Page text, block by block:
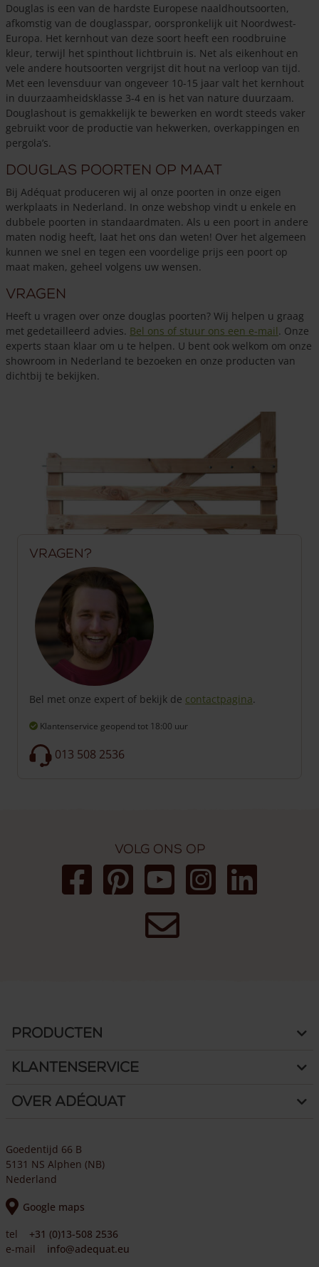
Douglas is een van de hardste Europese naaldhoutsoorten,
afkomstig van de douglasspar, oorspronkelijk uit Noordwest-
Europa. Het kernhout van deze soort heeft een roodbruine
kleur, terwijl het spinthout lichtbruin is. Net als eikenhout en
vele andere houtsoorten vergrijst dit hout na verloop van tijd.
Met een levensduur van ongeveer 10-15 jaar valt het kernhout
in duurzaamheidsklasse 3-4 en is het van nature duurzaam.
Douglashout is gemakkelijk te bewerken en wordt steeds vaker
gebruikt voor de productie van hekwerken, overkappingen en
pergola’s.
Douglas poorten op maat
Bij Adéquat produceren wij al onze poorten in onze eigen
werkplaats in Nederland. In onze webshop vindt u enkele en
dubbele poorten in standaardmaten. Als u een poort in andere
maten nodig heeft, laat het ons dan weten! Over het algemeen
kunnen we snel en tegen een voordelige prijs een poort op
maat maken, geheel volgens uw wensen.
Vragen
Heeft u vragen over onze douglas poorten? Wij helpen u graag
met gedetailleerd advies. Bel ons of stuur ons een e-mail. Onze
experts staan klaar om u te helpen. U bent ook welkom om onze
showroom in Nederland te bezoeken en onze producten van
dichtbij te bekijken.
Vragen?
Bel met onze expert of bekijk de contactpagina.
Klantenservice geopend tot 18:00 uur
013 508 2536
Volg ons op
Producten
Klantenservice
Over Adéquat
Goedentijd 66 B
5131 NS Alphen (NB)
Nederland
Google maps
tel
+31 (0)13-508 2536
e-mail
info@adequat.eu